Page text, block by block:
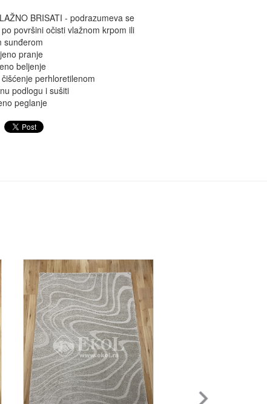
BRISATI - podrazumeva se
površini očisti vlažnom krpom ili
sunđerom
pranje
beljenje
perhloretilenom
podlogu i sušiti
peglanje